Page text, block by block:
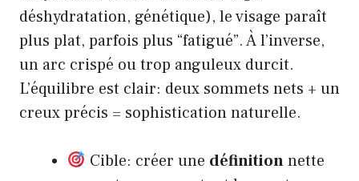
déshydratation, génétique), le visage paraît
plus plat, parfois plus “fatigué”. À l’inverse,
un arc crispé ou trop anguleux durcit.
L’équilibre est clair: deux sommets nets + un
creux précis = sophistication naturelle.
Cible: créer une définitionnette